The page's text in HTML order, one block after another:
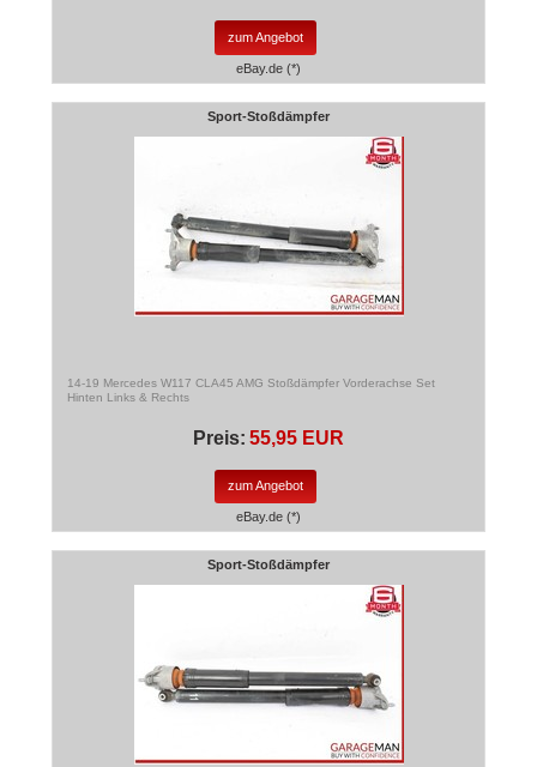
zum Angebot
eBay.de (*)
Sport-Stoßdämpfer
14-19 Mercedes W117 CLA45 AMG Stoßdämpfer Vorderachse Set
Hinten Links & Rechts
Preis: 55,95 EUR
zum Angebot
eBay.de (*)
Sport-Stoßdämpfer